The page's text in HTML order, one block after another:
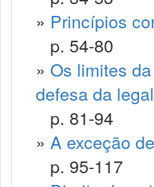
» Princípios
p. 54-80
» Os limites
defesa da
p. 81-94
» A exceção
p. 95-117